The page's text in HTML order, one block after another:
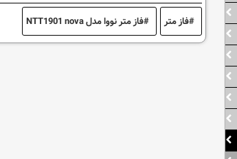
فاز متر فاز متر نووا مدل NTT1901 nova